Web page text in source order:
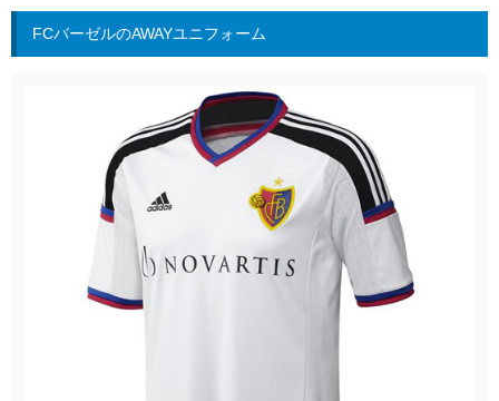
FCバーゼルのAWAYユニフォーム